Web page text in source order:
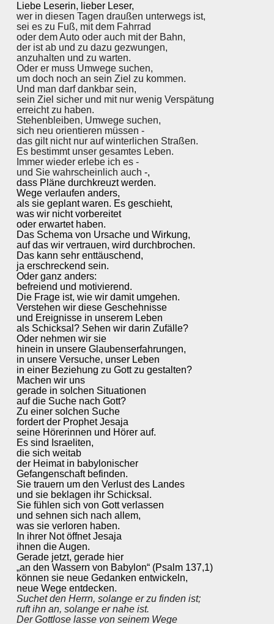
Liebe Leserin, lieber Leser,
wer in diesen Tagen draußen unterwegs ist,
sei es zu Fuß, mit dem Fahrrad
oder dem Auto oder auch mit der Bahn,
der ist ab und zu dazu gezwungen,
anzuhalten und zu warten.
Oder er muss Umwege suchen,
um doch noch an sein Ziel zu kommen.
Und man darf dankbar sein,
sein Ziel sicher und mit nur wenig Verspätung
erreicht zu haben.
Stehenbleiben, Umwege suchen,
sich neu orientieren müssen -
das gilt nicht nur auf winterlichen Straßen.
Es bestimmt unser gesamtes Leben.
Immer wieder erlebe ich es -
und Sie wahrscheinlich auch -,
dass Pläne durchkreuzt werden.
Wege verlaufen anders,
als sie geplant waren. Es geschieht,
was wir nicht vorbereitet
oder erwartet haben.
Das Schema von Ursache und Wirkung,
auf das wir vertrauen, wird durchbrochen.
Das kann sehr enttäuschend,
ja erschreckend sein.
Oder ganz anders:
befreiend und motivierend.
Die Frage ist, wie wir damit umgehen.
Verstehen wir diese Geschehnisse
und Ereignisse in unserem Leben
als Schicksal? Sehen wir darin Zufälle?
Oder nehmen wir sie
hinein in unsere Glaubenserfahrungen,
in unsere Versuche, unser Leben
in einer Beziehung zu Gott zu gestalten?
Machen wir uns
gerade in solchen Situationen
auf die Suche nach Gott?
Zu einer solchen Suche
fordert der Prophet Jesaja
seine Hörerinnen und Hörer auf.
Es sind Israeliten,
die sich weitab
der Heimat in babylonischer
Gefangenschaft befinden.
Sie trauern um den Verlust des Landes
und sie beklagen ihr Schicksal.
Sie fühlen sich von Gott verlassen
und sehnen sich nach allem,
was sie verloren haben.
In ihrer Not öffnet Jesaja
ihnen die Augen.
Gerade jetzt, gerade hier
„an den Wassern von Babylon“(Psalm 137,1)
können sie neue Gedanken entwickeln,
neue Wege entdecken.
Suchet den Herrn, solange er zu finden ist;
ruft ihn an, solange er nahe ist.
Der Gottlose lasse von seinem Wege